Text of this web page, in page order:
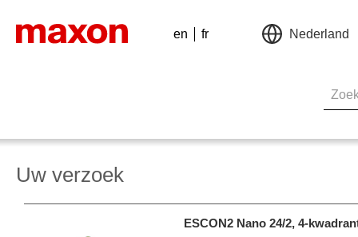
en fr Nederland
Uw verzoek
ESCON2 Nano 24/2, 4-